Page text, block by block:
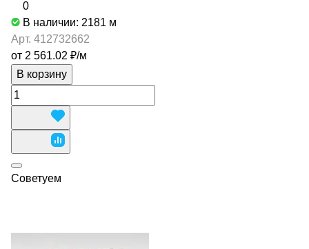
0
В наличии: 2181 м
Арт. 412732662
от 2 561.02 ₽/м
В корзину
Советуем